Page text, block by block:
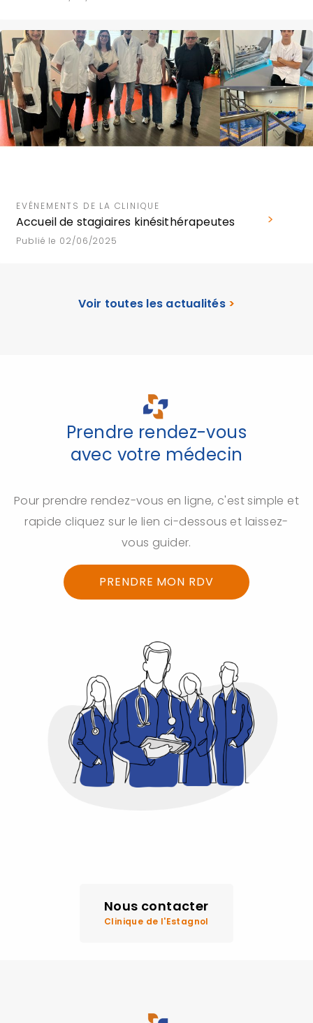
EVÉNEMENTS DE LA CLINIQUE
Accueil de stagiaires kinésithérapeutes
Publié le 02/06/2025
Voir toutes les actualités >
Prendre rendez-vous
avec votre médecin
Pour prendre rendez-vous en ligne, c'est simple et
rapide cliquez sur le lien ci-dessous et laissez-
vous guider.
PRENDRE MON RDV
Nous contacter
Clinique de l'Estagnol